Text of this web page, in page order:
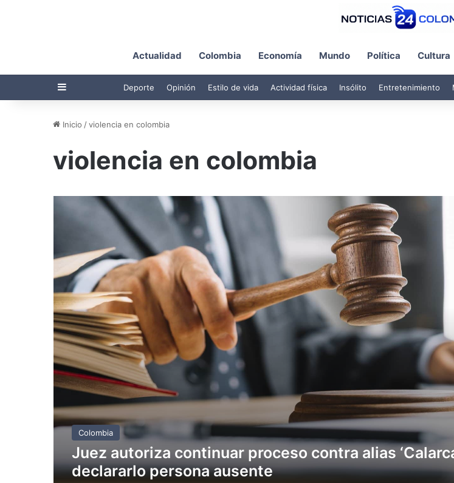
Actualidad Colombia Economía Mundo Política Cultura
Barra lateral Deporte Opinión Estilo de vida Actividad física Insólito Entretenimiento
Inicio /violencia en colombia
violencia en colombia
Colombia
Juez autoriza continuar proceso contra alias
declararlo persona ausente